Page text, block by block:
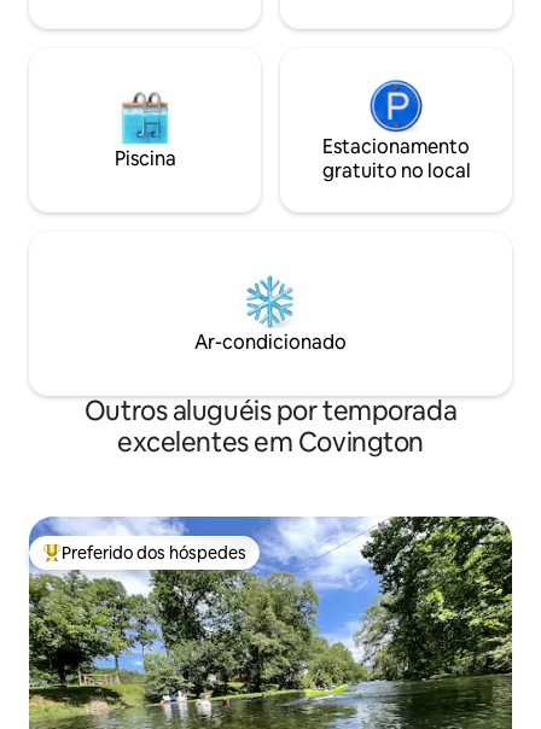
Piscina
Estacionamento
gratuito no local
Ar-condicionado
Outros aluguéis por temporada
excelentes em Covington
Entre os melhores preferidos dos hóspedes
Preferido dos hóspedes